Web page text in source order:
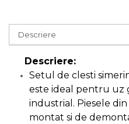
Cheie Roti
Cheie Bujii
Cheie Filtru Ulei
Capre & Suporti Auto
Pat Mobil Auto
Cric Hidraulic
Descriere
Descriere:
Setul de clesti
este ideal pentru uz
industrial. Piesele
montat si de